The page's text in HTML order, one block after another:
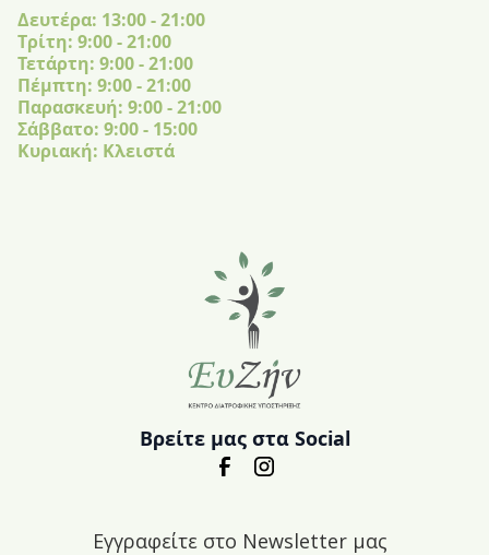
Δευτέρα: 13:00 - 21:00
Tρίτη: 9:00 - 21:00
Τετάρτη: 9:00 - 21:00
Πέμπτη: 9:00 - 21:00
Παρασκευή: 9:00 - 21:00
Σάββατο: 9:00 - 15:00
Κυριακή: Κλειστά
Βρείτε μας στα Social
Εγγραφείτε στο Newsletter μας